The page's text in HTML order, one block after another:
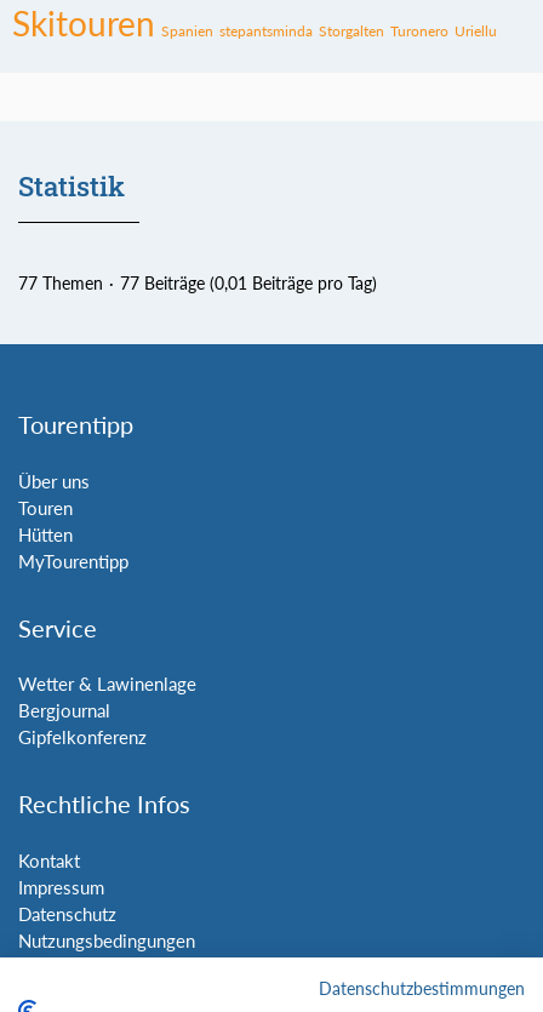
Skitouren Spanien stepantsminda Storgalten Turonero Uriellu
Statistik
77 Themen 77 Beiträge (0,01 Beiträge pro Tag)
Tourentipp
Über uns
Touren
Hütten
MyTourentipp
Service
Wetter & Lawinenlage
Bergjournal
Gipfelkonferenz
Rechtliche Infos
Kontakt
Impressum
Datenschutz
Nutzungsbedingungen
Datenschutzbestimmungen